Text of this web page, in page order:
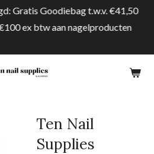
Gratis Goodiebag t.w.v. €41,50
ex btw aan nagelproducten
Ten Nail
Supplies